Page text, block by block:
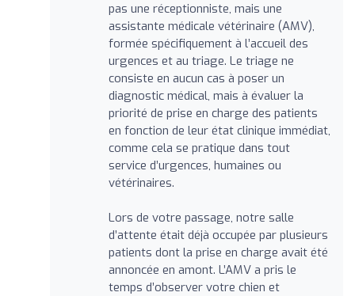
pas une réceptionniste, mais une
assistante médicale vétérinaire (AMV),
formée spécifiquement à l’accueil des
urgences et au triage. Le triage ne
consiste en aucun cas à poser un
diagnostic médical, mais à évaluer la
priorité de prise en charge des patients
en fonction de leur état clinique immédiat,
comme cela se pratique dans tout
service d’urgences, humaines ou
vétérinaires.
Lors de votre passage, notre salle
d’attente était déjà occupée par plusieurs
patients dont la prise en charge avait été
annoncée en amont. L’AMV a pris le
temps d’observer votre chien et